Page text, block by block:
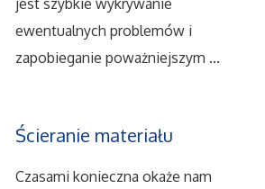
Oprogramowanie
Strony Internetowe
Kontakt
jest szybkie wykrywanie
ewentualnych problemów i
zapobieganie poważniejszym ...
Ścieranie materiału
Czasami konieczna okaże nam